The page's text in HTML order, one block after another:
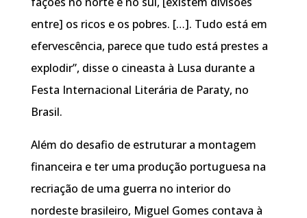
entre] os ricos e os pobres. […]. Tudo está em
efervescência, parece que tudo está prestes a
explodir”, disse o cineasta à Lusa durante a
Festa Internacional Literária de Paraty, no
Brasil.
Além do desafio de estruturar a montagem
financeira e ter uma produção portuguesa na
recriação de uma guerra no interior do
nordeste brasileiro, Miguel Gomes contava à